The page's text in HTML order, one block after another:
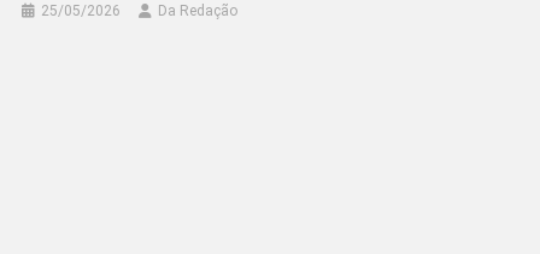
25/05/2026 Da Redação